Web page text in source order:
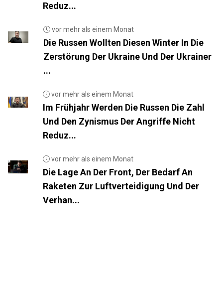
Reduz...
vor mehr als einem Monat
Die Russen Wollten Diesen Winter In Die
Zerstörung Der Ukraine Und Der Ukrainer
...
vor mehr als einem Monat
Im Frühjahr Werden Die Russen Die Zahl
Und Den Zynismus Der Angriffe Nicht
Reduz...
vor mehr als einem Monat
Die Lage An Der Front, Der Bedarf An
Raketen Zur Luftverteidigung Und Der
Verhan...